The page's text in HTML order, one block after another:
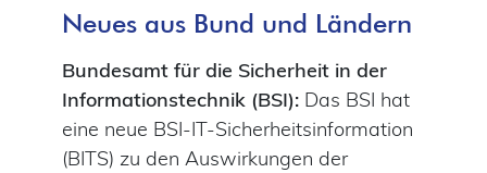
Neues aus Bund und Ländern
Bundesamt für die Sicherheit in der
Informationstechnik (BSI): Das BSI hat
eine neue BSI-IT-Sicherheitsinformation
(BITS) zu den Auswirkungen der